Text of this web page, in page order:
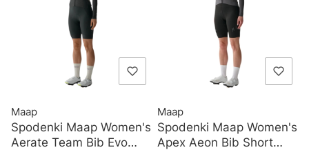
Spodenki Maap Women's
Aerate Team Bib Evo
Maap
Spodenki Maap Women's
Apex Aeon Bib Short
Maap